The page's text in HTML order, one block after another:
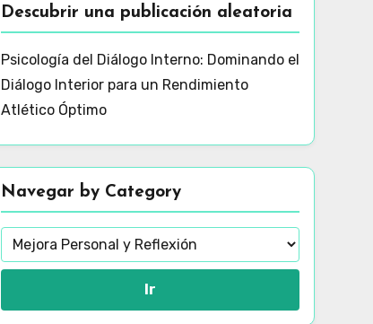
Descubrir una publicación aleatoria
Psicología del Diálogo Interno: Dominando el
Diálogo Interior para un Rendimiento
Atlético Óptimo
Navegar by Category
Ir